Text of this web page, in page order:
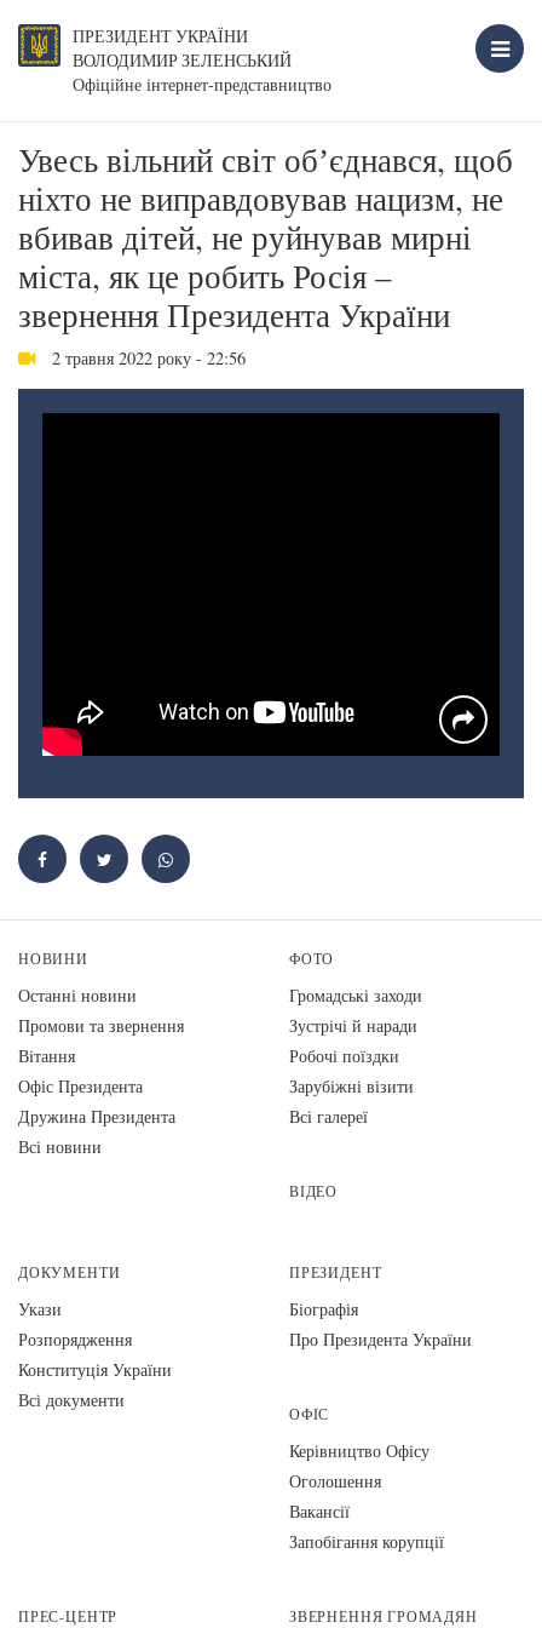
ПРЕЗИДЕНТ УКРАЇНИ
ВОЛОДИМИР ЗЕЛЕНСЬКИЙ
Офіційне інтернет-представництво
Увесь вільний світ обʼєднався, щоб
ніхто не виправдовував нацизм, не
вбивав дітей, не руйнував мирні
міста, як це робить Росія –
звернення Президента України
2 травня 2022 року - 22:56
НОВИНИ
Останні новини
Промови та звернення
Вiтання
Офіс Президента
Дружина Президента
Всі новини
ФОТО
Громадські заходи
Зустрічі й наради
Робочі поїздки
Зарубіжні візити
Всі галереї
ВІДЕО
ДОКУМЕНТИ
Укази
Розпорядження
Конституція України
Всі документи
ПРЕЗИДЕНТ
Біографія
Про Президента України
ОФІС
Керівництво Офісу
Оголошення
Вакансії
Запобігання корупції
ПРЕС-ЦЕНТР ЗВЕРНЕННЯ ГРОМАДЯН